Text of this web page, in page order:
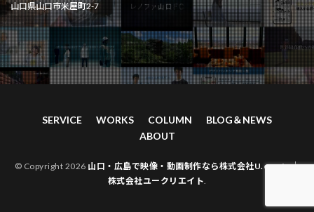
山口県山口市米屋町2-7
SERVICE WORKS COLUMN
BLOG＆NEWS
ABOUT
© Copyright 2026 山口・広島で映像・動画制作なら株式会社U.create｜
株式会社ユークリエイト.